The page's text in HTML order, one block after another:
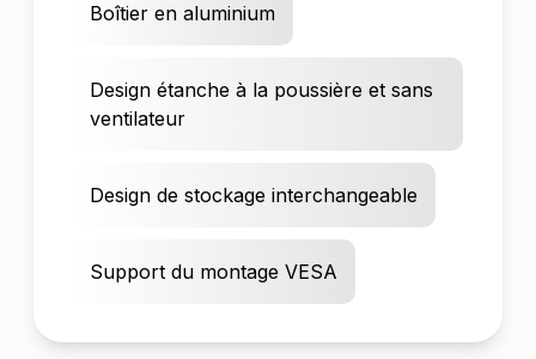
Boîtier en aluminium
Design étanche à la poussière et sans
ventilateur
Design de stockage interchangeable
Support du montage VESA